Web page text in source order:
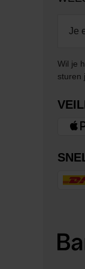
Wil je
sturen